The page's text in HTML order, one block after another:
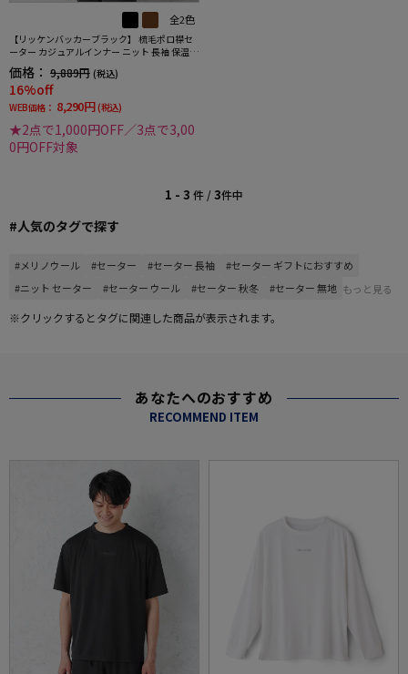
全2色
【リッケンバッカーブラック】 梳毛ポロ襟セ
ーター カジュアルインナー ニット 長袖 保温
秋冬
価格： 9,889円 (税込)
16%off
WEB価格： 8,290円 (税込)
★2点で1,000円OFF／3点で3,00
0円OFF対象
1 - 3 件 /3件中
#人気のタグで探す
#メリノウール #セーター #セーター 長袖
#セーター ギフトにおすすめ
#ニット セーター
#セーター ウール #セーター 秋冬 #セーター 無地 もっと見る
※クリックするとタグに関連した商品が表示されます。
あなたへのおすすめ
RECOMMEND ITEM